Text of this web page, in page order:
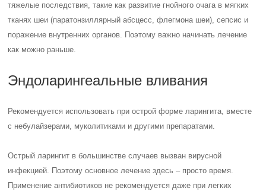
тяжелые последствия, такие как развитие гнойного очага в мягких
тканях шеи (паратонзиллярный абсцесс, флегмона шеи), сепсис и
поражение внутренних органов. Поэтому важно начинать лечение
как можно раньше.
Эндоларингеальные вливания
Рекомендуется использовать при острой форме ларингита, вместе
с небулайзерами, муколитиками и другими препаратами.
Острый ларингит в большинстве случаев вызван вирусной
инфекцией. Поэтому основное лечение здесь – просто время.
Применение антибиотиков не рекомендуется даже при легких